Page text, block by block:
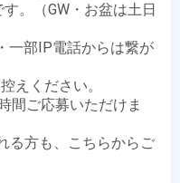
。（GW・お盆は土日
一部IP電話からは繋が
えください。
間ご応募いただけま
る方も、こちらからご